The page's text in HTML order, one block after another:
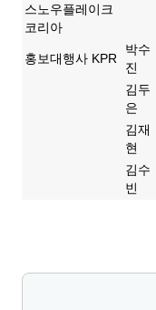
스노우플레이크
코리아
홍보대행사 KPR
박수
진
김두
은
김재
현
김수
빈